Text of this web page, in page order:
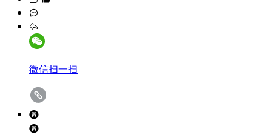
微信扫一扫